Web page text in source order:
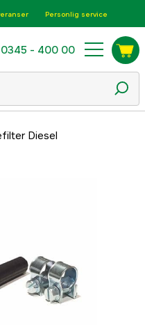
Personlig service
0345 - 400 00
Diesel